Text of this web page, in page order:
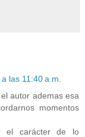
las 11:40 a.m.
autor ademas esa
momentos
el carácter de lo